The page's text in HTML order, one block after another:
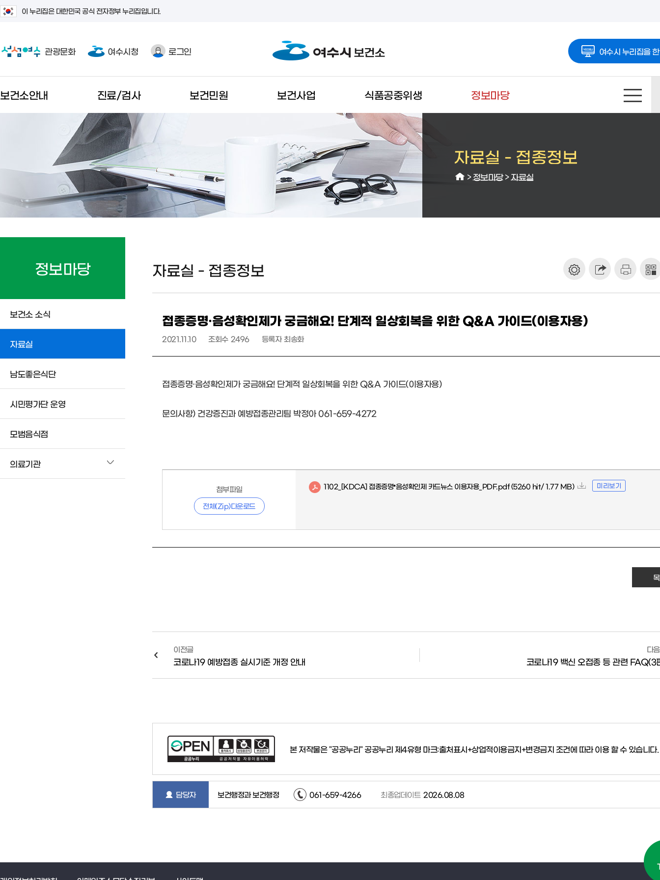
이 누리집은 대한민국 공식 전자정부 누리집입니다.
관광문화 여수시청 로그인 여수시 누리집을
보건소안내 진료/검사 보건민원 보건사업 식품공중위생 정보마당
자료실 - 접종정보
> 정보마당> 자료실
정보마당
보건소 소식
자료실
남도좋은식단
시민평가단 운영
모범음식점
의료기관
자료실 - 접종정보
접종증명·음성확인제가 궁금해요! 단계적 일상회복을 위한 Q&A 가이드(이용자용)
2021.11.10 조회수 2496 등록자 최송화
접종증명·음성확인제가 궁금해요! 단계적 일상회복을 위한 Q&A 가이드(이용자용)
문의사항) 건강증진과 예방접종관리팀 박정아 061-659-4272
첨부파일
전체(Zip)다운로드
1102_[KDCA] 접종증명•음성확인제 카드뉴스 이용자용_PDF.pdf (5260 hit/ 1.77 MB) 미리보기
이전글
코로나19 예방접종 실시기준 개정 안내
다
코로나19 백신 오접종 등 관련 FAQ(3
본 저작물은 "공공누리" 공공누리 제4유형 마크:출처표시+상업적이용금지+변경금지 조건에 따라 이용 할 수 있습니다.
담당자 보건행정과 보건행정 061-659-4266 최종업데이트 2026.08.08